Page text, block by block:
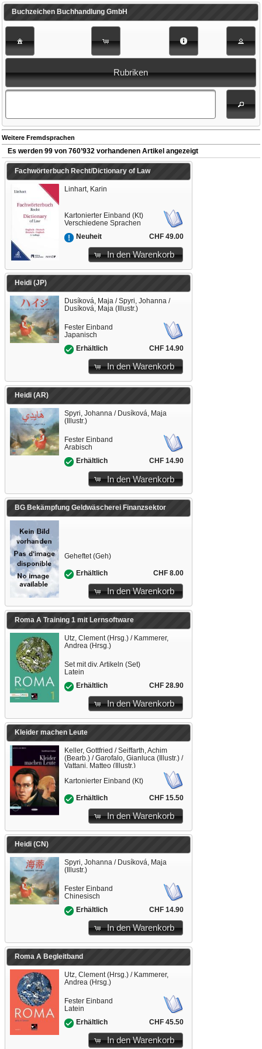
Buchzeichen Buchhandlung GmbH
Rubriken
Weitere Fremdsprachen
Es werden 99 von 760’932 vorhandenen Artikel angezeigt
Fachwörterbuch Recht/Dictionary of Law
Linhart, Karin
Kartonierter Einband (Kt)
Verschiedene Sprachen
Neuheit
CHF 49.00
In den Warenkorb
Heidi (JP)
Dusíková, Maja / Spyri, Johanna /
Dusíková, Maja (Illustr.)
Fester Einband
Japanisch
Erhältlich
CHF 14.90
In den Warenkorb
Heidi (AR)
Spyri, Johanna / Dusíková, Maja
(Illustr.)
Fester Einband
Arabisch
Erhältlich
CHF 14.90
In den Warenkorb
BG Bekämpfung Geldwäscherei Finanzsektor
Geheftet (Geh)
Erhältlich CHF 8.00
In den Warenkorb
Roma A Training 1 mit Lernsoftware
Utz, Clement (Hrsg.) / Kammerer,
Andrea (Hrsg.)
Set mit div. Artikeln (Set)
Latein
Erhältlich
CHF 28.90
In den Warenkorb
Kleider machen Leute
Keller, Gottfried / Seiffarth, Achim
(Bearb.) / Garofalo, Gianluca (Illustr.) /
Vattani, Matteo (Illustr.)
Kartonierter Einband (Kt)
Erhältlich CHF 15.50
In den Warenkorb
Heidi (CN)
Spyri, Johanna / Dusíková, Maja
(Illustr.)
Fester Einband
Chinesisch
Erhältlich
CHF 14.90
In den Warenkorb
Roma A Begleitband
Utz, Clement (Hrsg.) / Kammerer,
Andrea (Hrsg.)
Fester Einband
Latein
Erhältlich
CHF 45.50
In den Warenkorb